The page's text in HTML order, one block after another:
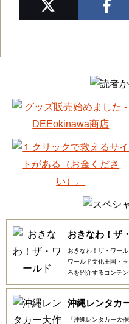
おきなわ！ザ
おきなわ！ザ・ワー
ワールド文化王国・
ろを紹介するコンテン
沖縄レンタカ
「沖縄レンタカー大